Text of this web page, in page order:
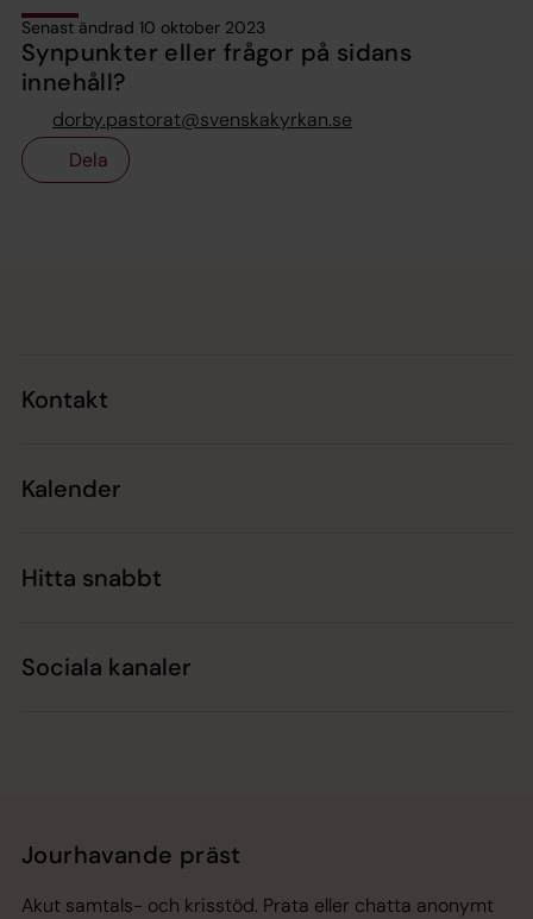
Senast ändrad 10 oktober 2023
Synpunkter eller frågor på sidans
innehåll?
dorby.pastorat@svenskakyrkan.se
Dela
Kontakt
Kalender
Hitta snabbt
Sociala kanaler
Jourhavande präst
Akut samtals- och krisstöd. Prata eller chatta anonymt